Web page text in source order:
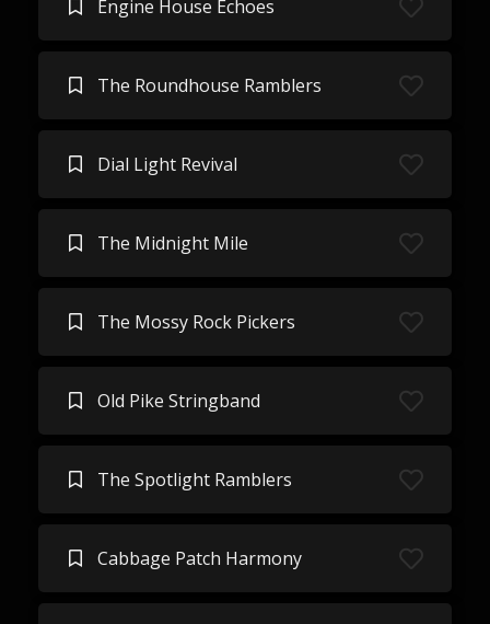
Engine House Echoes
The Roundhouse Ramblers
Dial Light Revival
The Midnight Mile
The Mossy Rock Pickers
Old Pike Stringband
The Spotlight Ramblers
Cabbage Patch Harmony